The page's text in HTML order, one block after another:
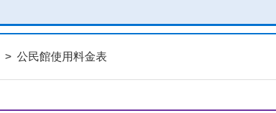
> 公民館使用料金表